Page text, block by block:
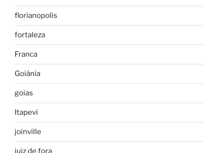
florianopolis
fortaleza
Franca
Goiânia
goias
Itapevi
joinville
juiz de fora